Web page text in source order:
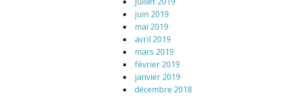
juin 2019
mai 2019
avril 2019
mars 2019
février 2019
janvier 2019
décembre 2018